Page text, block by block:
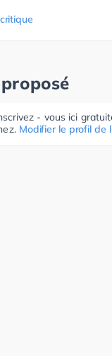
- vous ici
Modifier le profil de